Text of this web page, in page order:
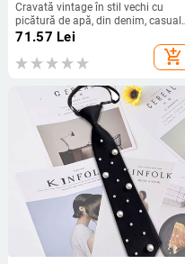
Cravată vintage în stil vechi cu
picătură de apă, din denim, casual,
cu guler polo, cu frânghie, neutră, cu
71.57 Lei
add_shopping_cart